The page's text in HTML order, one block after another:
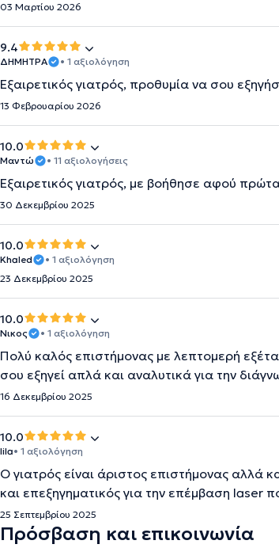
03 Μαρτίου 2026
9.4
ΔΗΜΗΤΡΑ • 1 αξιολόγηση
Εξαιρετικός γιατρός, προθυμία να σου
13 Φεβρουαρίου 2026
10.0
Μαντώ • 11 αξιολογήσεις
Εξαιρετικός γιατρός, με βοήθησε αφού
30 Δεκεμβρίου 2025
10.0
Khaled
• 1 αξιολόγηση
23 Δεκεμβρίου 2025
10.0
Νικος • 1 αξιολόγηση
Πολύ καλός επιστήμονας με λεπτομερή
σου εξηγεί απλά και αναλυτικά για την
16 Δεκεμβρίου 2025
10.0
lila• 1 αξιολόγηση
Ο γιατρός είναι άριστος επιστήμονας αλλά
και επεξηγηματικός για την επέμβαση
25 Σεπτεμβρίου 2025
Πρόσβαση και επικοινωνία